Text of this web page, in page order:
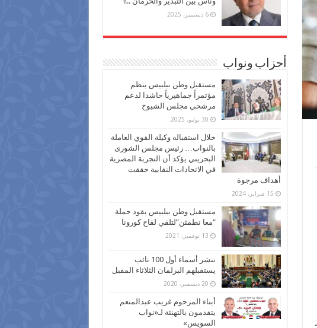
6 ديسمبر، 2025
أحزاب ونواب
مستقبل وطن ببلبيس ينظم
مؤتمراً جماهيرياً حاشدا لدعم
مرشحي مجلس الشيوخ
30 يوليو، 2025
خلال استقباله وكيلة القوي العاملة
بالنواب… رئيس مجلس الشورى
البحريني يؤكد أن التجربة المصرية
في الاتحادات النقابية حققت
أهداف مرجوة
15 فبراير، 2024
مستقبل وطن ببلبيس يقود حملة
“معا نطمئن”لتلقي لقاح كورونا
13 نوفمبر، 2021
ننشر أسماء أول 100 نائب
يستقبلهم البرلمان الثلاثاء المقبل
20 ديسمبر، 2020
أبناء المرحوم غريب عبدالمنعم
يتقدمون بالتهنئة لـ«نواب
السويس»